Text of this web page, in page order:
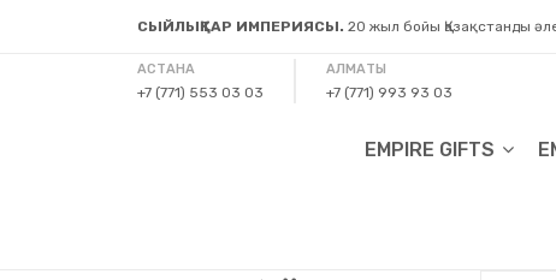
СЫЙЛЫҚТАР ИМПЕРИЯСЫ. 20 жыл бойы Қазақстанды
АСТАНА
+7 (771) 553 03 03
АЛМАТЫ
+7 (771) 993 93 03
EMPIRE GIFTS